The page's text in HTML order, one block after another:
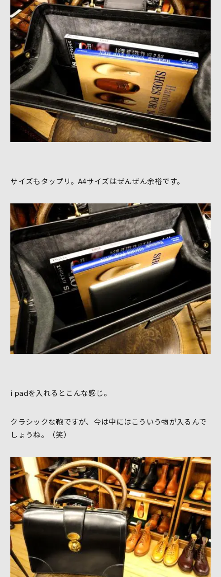
サイズもタップリ。A4サイズはぜんぜん余裕です。
i padを入れるとこんな感じ。
クラシックな鞄ですが、今は中にはこういう物が入るんで
しょうね。（笑）